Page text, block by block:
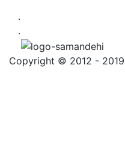
.
.
Copyright © 2012 - 2019